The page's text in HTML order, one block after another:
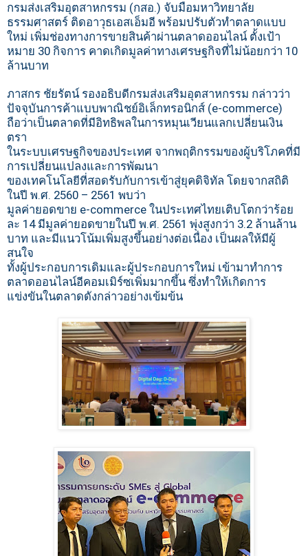
กรมส่งเสริมอุตสาหกรรม (กสอ.) จับมือมหาวิทยาลัย
ธรรมศาสตร์ ติดอาวุธเอสเอ็มอี พร้อมปรับตัวทำตลาดแบบ
ใหม่ เพิ่มช่องทางการขายสินค้าผ่านตลาดออนไลน์ ตั้งเป้า
หมาย 30 กิจการ คาดเกิดมูลค่าทางเศรษฐกิจที่ไม่น้อยกว่า 10
ล้านบาท
ภาสกร ชัยรัตน์ รองอธิบดีกรมส่งเสริมอุตสาหกรรม กล่าวว่า
ปัจจุบันการค้าแบบพาณิชย์อิเล็กทรอนิกส์ (e-commerce)
ถือว่าเป็นตลาดที่มีอิทธิพลในการหมุนเวียนแลกเปลี่ยนเงิน
ตรา
ในระบบเศรษฐกิจของประเทศ จากพฤติกรรมของผู้บริโภคที่มี
การเปลี่ยนแปลงและการพัฒนา
ของเทคโนโลยีที่สอดรับกับการเข้าสู่ยุคดิจิทัล โดยจากสถิติ
ในปี พ.ศ. 2560 – 2561 พบว่า
มูลค่ายอดขาย e-commerce ในประเทศไทยเติบโตกว่าร้อย
ละ 14 มีมูลค่ายอดขายในปี พ.ศ. 2561 พุ่งสูงกว่า 3.2 ล้านล้าน
บาท และมีแนวโน้มเพิ่มสูงขึ้นอย่างต่อเนื่อง เป็นผลให้มีผู้
สนใจ
ทั้งผู้ประกอบการเดิมและผู้ประกอบการใหม่ เข้ามาทำการ
ตลาดออนไลน์อีคอมเมิร์ซเพิ่มมากขึ้น ซึ่งทำให้เกิดการ
แข่งขันในตลาดดังกล่าวอย่างเข้มข้น